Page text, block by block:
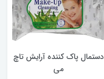
دستمال پاک کننده آرایش تاچ
می